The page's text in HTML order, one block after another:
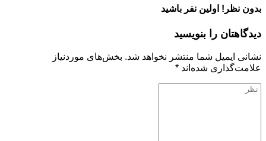
بدون نظر! اولین نفر باشید
دیدگاهتان را بنویسید
نشانی ایمیل شما منتشر نخواهد شد. بخش‌های موردنیاز
علامت‌گذاری شده‌اند *